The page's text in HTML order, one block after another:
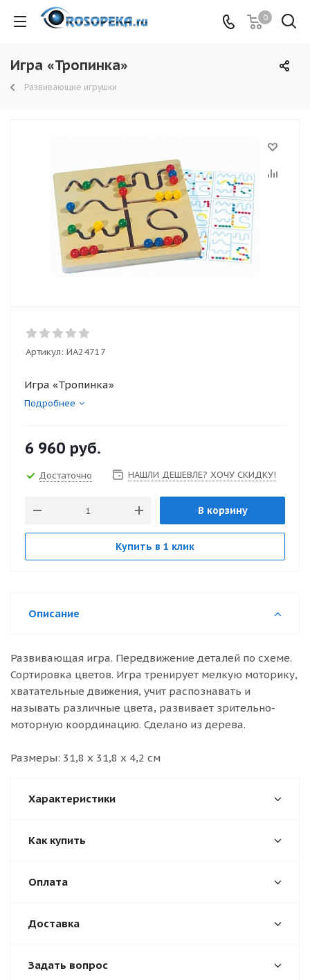
0
Игра «Тропинка»
Развивающие игрушки
Артикул: ИА24717
Игра «Тропинка»
Подробнее
6 960 руб.
Достаточно НАШЛИ ДЕШЕВЛЕ? ХОЧУ СКИДКУ!
В корзину
Купить в 1 клик
Описание
Развивающая игра. Передвижение деталей по схеме.
Сортировка цветов. Игра тренирует мелкую моторику,
хватательные движения, учит распознавать и
называть различные цвета, развивает зрительно-
моторную координацию. Сделано из дерева.
Размеры: 31,8 х 31,8 х 4,2 см
Характеристики
Как купить
Оплата
Доставка
Задать вопрос